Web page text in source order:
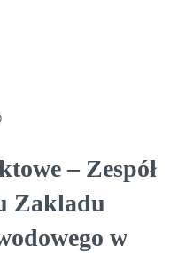
– Zespół
Zakladu
w